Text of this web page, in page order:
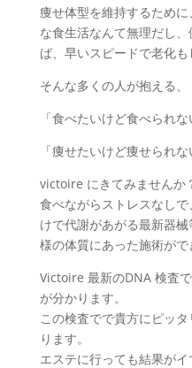
痩せ体型を維持するため
な食生活なんて無理だし
ば、早いスピードで老化も
そんな多くの人が抱える、
「食べたいけど食べられな
「痩せたいけど痩せられな
victoire にきてみませんか
食べながらストレスなし
けで代謝があがる最新器
様の体質にあった施術がで
Victoire 最新のDNA 検査
が分かります。
この検査でで貴方にピッ
ります。
エステに行っても結果が